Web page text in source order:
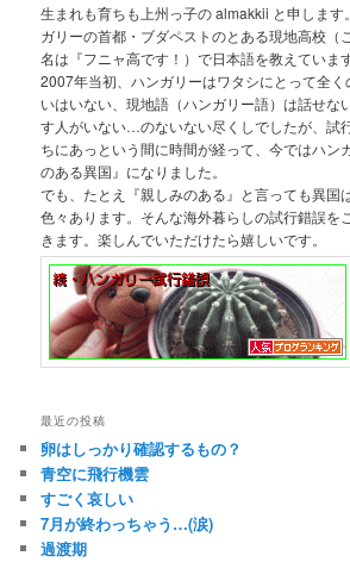
生まれも育ちも上州っ子の almakkii と申しま
ガリーの首都・ブダペストのとある現地高校（
名は『フニャ高です！）で日本語を教えています
2007年当初、ハンガリーはワタシにとって全
いはいない、現地語（ハンガリー語）は話せな
す人がいない…のないない尽くしでしたが、試
ちにあっという間に時間が経って、今ではハン
のある異国』になりました。
でも、たとえ『親しみのある』と言っても異国
色々あります。そんな海外暮らしの試行錯誤を
きます。楽しんでいただけたら嬉しいです。
最近の投稿
卵はしっかり確認するもの？
青空に飛行機雲
すごく哀しい
7月が終わっちゃう…(涙)
過渡期